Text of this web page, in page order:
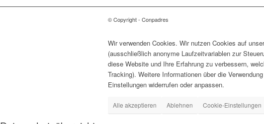
© Copyright - Conpadres
Wir verwenden Cookies. Wir nutzen Cookies auf
(ausschließlich anonyme Laufzeitvariablen zur
diese Website und Ihre Erfahrung zu verbessern,
Tracking). Weitere Informationen über die
Einstellungen widerrufen oder anpassen.
Alle akzeptieren Ablehnen Cookie-Einstellungen